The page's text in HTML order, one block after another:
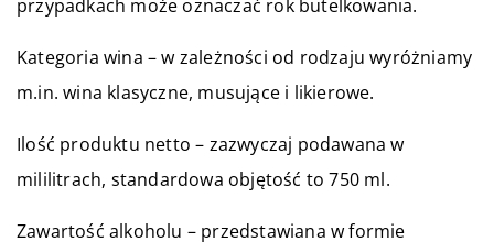
przypadkach może oznaczać rok butelkowania.
Kategoria wina – w zależności od rodzaju wyróżniamy
m.in. wina klasyczne, musujące i likierowe.
Ilość produktu netto – zazwyczaj podawana w
mililitrach, standardowa objętość to 750 ml.
Zawartość alkoholu – przedstawiana w formie